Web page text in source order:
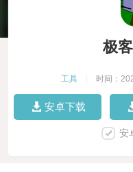
极
工具 时间：
安卓下载
安